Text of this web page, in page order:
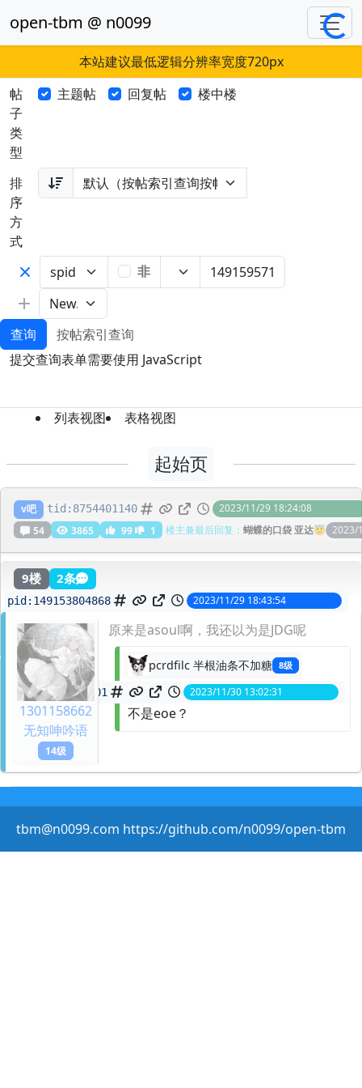
open-tbm @ n0099
本站建议最低逻辑分辨率宽度720px
帖
子
类
型
主题帖 回复帖 楼中楼
排
序
方
式
非
查询
按帖索引查询
提交查询表单需要使用 JavaScript
列表视图 表格视图
起始页
v吧 梨安暗示asoul是北洋水师
tid: 8754401140
2023/11/29 18:24:08
54
3865 99 1 楼主兼最后回复：蝴蝶的口袋 亚达😇 2023/
9楼 2条
pid: 149153804868 2023/11/29 18:43:54
1301158662
无知呻吟语
14级
原来是asoul啊，我还以为是JDG呢
pcrdfilc 半根油条不加糖 8级
149159571901 2023/11/30 13:02:31
不是eoe？
tbm@n0099.com https://github.com/n0099/open-tbm